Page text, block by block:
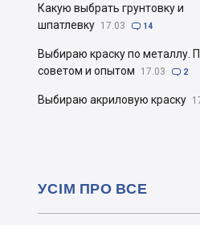
Какую выбрать грунтовку и
шпатлевку 17.03  14
Выбираю краску по металлу.
советом и опытом
17.03  2
Выбираю акриловую краску
УСІМ ПРО ВСЕ